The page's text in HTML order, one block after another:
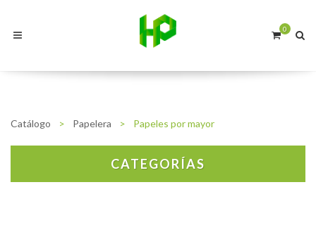
0
Catálogo > Papelera > Papeles por mayor
CATEGORÍAS